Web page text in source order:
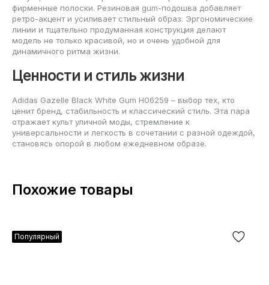
фирменные полоски. Резиновая gum-подошва добавляет
ретро-акцент и усиливает стильный образ. Эргономические
линии и тщательно продуманная конструкция делают
модель не только красивой, но и очень удобной для
динамичного ритма жизни.
Ценности и стиль жизни
Adidas Gazelle Black White Gum H06259 – выбор тех, кто
ценит бренд, стабильность и классический стиль. Эта пара
отражает культ уличной моды, стремление к
универсальности и легкость в сочетании с разной одеждой,
становясь опорой в любом ежедневном образе.
Похожие товары
Популярный